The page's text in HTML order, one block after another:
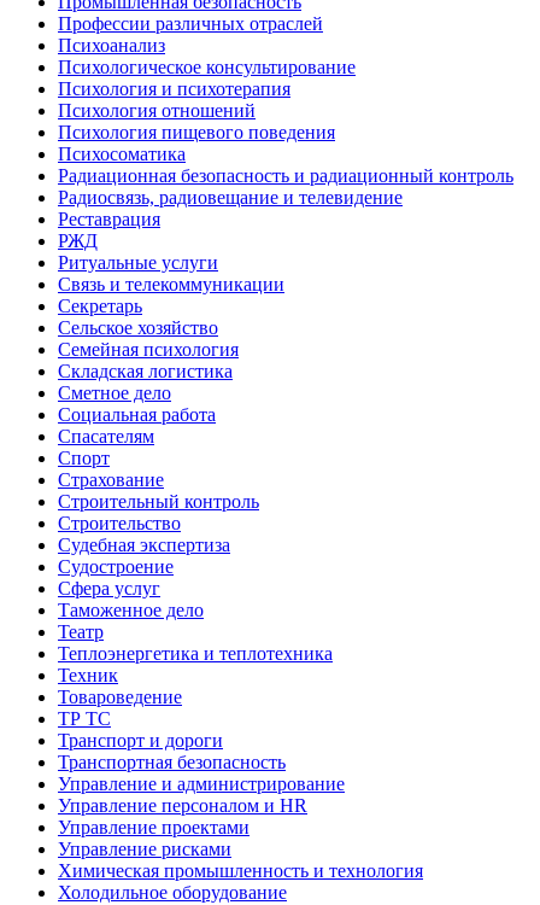
Профессии различных отраслей
Психоанализ
Психологическое консультирование
Психология и психотерапия
Психология отношений
Психология пищевого поведения
Психосоматика
Радиационная безопасность и радиационный контроль
Радиосвязь, радиовещание и телевидение
Реставрация
РЖД
Ритуальные услуги
Связь и телекоммуникации
Секретарь
Сельское хозяйство
Семейная психология
Складская логистика
Сметное дело
Социальная работа
Спасателям
Спорт
Страхование
Строительный контроль
Строительство
Судебная экспертиза
Судостроение
Сфера услуг
Таможенное дело
Театр
Теплоэнергетика и теплотехника
Техник
Товароведение
ТР ТС
Транспорт и дороги
Транспортная безопасность
Управление и администрирование
Управление персоналом и HR
Управление проектами
Управление рисками
Химическая промышленность и технология
Холодильное оборудование